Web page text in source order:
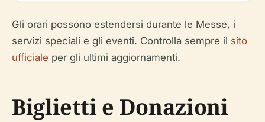
Gli orari possono estendersi durante le Messe, i
servizi speciali e gli eventi. Controlla sempre il sito
ufficiale per gli ultimi aggiornamenti.
Biglietti e Donazioni